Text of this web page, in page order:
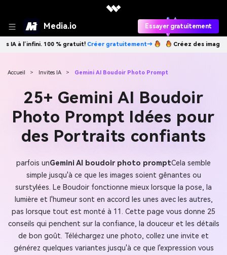
Media.io Essayer gratuitement
gratuitement→ Créez des images IA à l’infini. 100 % gratuit!
Accueil > Invites IA > Gemini AI Boudoir Photo Prompt
25+ Gemini AI Boudoir
Photo Prompt Idées pour
des Portraits confiants
parfois unGemini AI boudoir photo promptCela semble
simple jusqu'à ce que les images soient gênantes ou
surstylées. Le Boudoir fonctionne mieux lorsque la pose, la
lumière et l'humeur sont en accord les unes avec les autres,
pas lorsque tout est monté à 11. Cette page vous donne 25
conseils qui penchent sur la confiance, la douceur et les détails
de bon goût. Téléchargez une photo, collez une invite et
générez quelques variantes jusqu'à ce que l'expression vous